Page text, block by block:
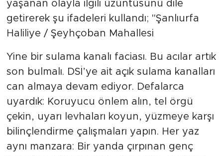
yaşanan olayla ilgili üzüntüsünü dile
getirerek şu ifadeleri kullandı; "Şanlıurfa
Haliliye / Şeyhçoban Mahallesi
Yine bir sulama kanalı faciası. Bu acılar artık
son bulmalı. DSİ’ye ait açık sulama kanalları
can almaya devam ediyor. Defalarca
uyardık: Koruyucu önlem alın, tel örgü
çekin, uyarı levhaları koyun, yüzmeye karşı
bilinçlendirme çalışmaları yapın. Her yaz
aynı manzara: Bir yanda çırpınan genç